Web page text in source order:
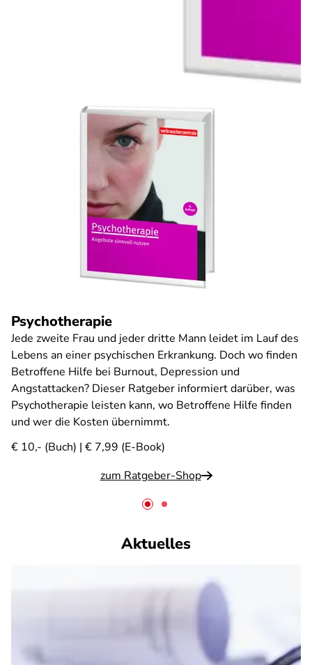
Psychotherapie
Jede zweite Frau und jeder dritte Mann leidet im Lauf des
Lebens an einer psychischen Erkrankung. Doch wo finden
Betroffene Hilfe bei Burnout, Depression und
Angstattacken? Dieser Ratgeber informiert darüber, was
Psychotherapie leisten kann, wo Betroffene Hilfe finden
und wer die Kosten übernimmt.
€ 10,- (Buch) | € 7,99 (E-Book)
zum Ratgeber-Shop
Aktuelles